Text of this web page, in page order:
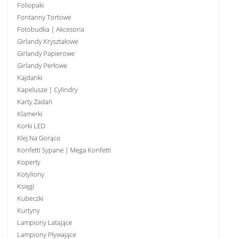
Foliopaki
Fontanny Tortowe
Fotobudka | Akcesoria
Girlandy Kryształowe
Girlandy Papierowe
Girlandy Perłowe
Kajdanki
Kapelusze | Cylindry
Karty Zadań
Klamerki
Korki LED
Klej Na Gorąco
Konfetti Sypane | Mega Konfetti
Koperty
Kotyliony
Księgi
Kubeczki
Kurtyny
Lampiony Latające
Lampiony Pływające